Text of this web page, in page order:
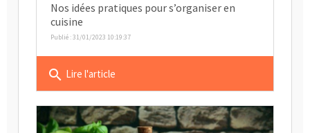
Nos idées pratiques pour s’organiser en
cuisine
Publié : 31/01/2023 10:19:37
search Lire l'article